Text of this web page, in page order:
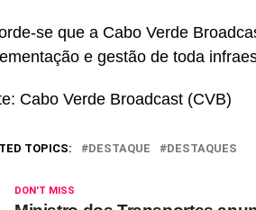
se que a Cabo Verde
e gestão de toda
Cabo Verde Broadcast (CVB)
TOPICS: DESTAQUE DESTAQUES
DON'T MISS